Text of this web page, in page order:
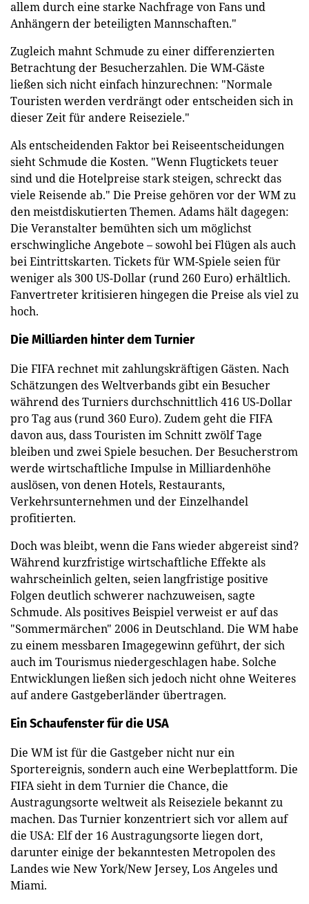
allem durch eine starke Nachfrage von Fans und
Anhängern der beteiligten Mannschaften."
Zugleich mahnt Schmude zu einer differenzierten
Betrachtung der Besucherzahlen. Die WM-Gäste
ließen sich nicht einfach hinzurechnen: "Normale
Touristen werden verdrängt oder entscheiden sich in
dieser Zeit für andere Reiseziele."
Als entscheidenden Faktor bei Reiseentscheidungen
sieht Schmude die Kosten. "Wenn Flugtickets teuer
sind und die Hotelpreise stark steigen, schreckt das
viele Reisende ab." Die Preise gehören vor der WM zu
den meistdiskutierten Themen. Adams hält dagegen:
Die Veranstalter bemühten sich um möglichst
erschwingliche Angebote – sowohl bei Flügen als auch
bei Eintrittskarten. Tickets für WM-Spiele seien für
weniger als 300 US-Dollar (rund 260 Euro) erhältlich.
Fanvertreter kritisieren hingegen die Preise als viel zu
hoch.
Die Milliarden hinter dem Turnier
Die FIFA rechnet mit zahlungskräftigen Gästen. Nach
Schätzungen des Weltverbands gibt ein Besucher
während des Turniers durchschnittlich 416 US-Dollar
pro Tag aus (rund 360 Euro). Zudem geht die FIFA
davon aus, dass Touristen im Schnitt zwölf Tage
bleiben und zwei Spiele besuchen. Der Besucherstrom
werde wirtschaftliche Impulse in Milliardenhöhe
auslösen, von denen Hotels, Restaurants,
Verkehrsunternehmen und der Einzelhandel
profitierten.
Doch was bleibt, wenn die Fans wieder abgereist sind?
Während kurzfristige wirtschaftliche Effekte als
wahrscheinlich gelten, seien langfristige positive
Folgen deutlich schwerer nachzuweisen, sagte
Schmude. Als positives Beispiel verweist er auf das
"Sommermärchen" 2006 in Deutschland. Die WM habe
zu einem messbaren Imagegewinn geführt, der sich
auch im Tourismus niedergeschlagen habe. Solche
Entwicklungen ließen sich jedoch nicht ohne Weiteres
auf andere Gastgeberländer übertragen.
Ein Schaufenster für die USA
Die WM ist für die Gastgeber nicht nur ein
Sportereignis, sondern auch eine Werbeplattform. Die
FIFA sieht in dem Turnier die Chance, die
Austragungsorte weltweit als Reiseziele bekannt zu
machen. Das Turnier konzentriert sich vor allem auf
die USA: Elf der 16 Austragungsorte liegen dort,
darunter einige der bekanntesten Metropolen des
Landes wie New York/New Jersey, Los Angeles und
Miami.